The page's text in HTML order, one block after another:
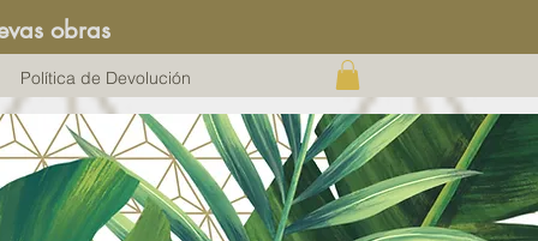
obras
Política de Devolución